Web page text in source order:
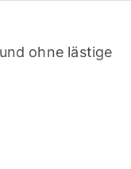
ohne lästige